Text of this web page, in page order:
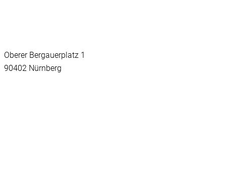
Oberer Bergauerplatz 1
90402 Nürnberg